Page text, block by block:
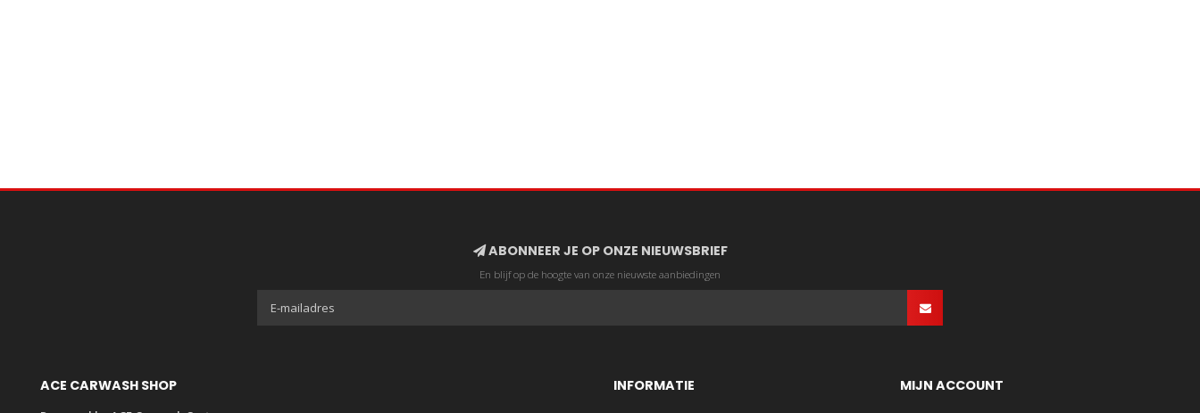
ABONNEER JE OP ONZE NIEUWSBRIEF
En blijf op de hoogte van onze nieuwste aanbiedingen
ACE CARWASH SHOP INFORMATIE MIJN ACCOUNT